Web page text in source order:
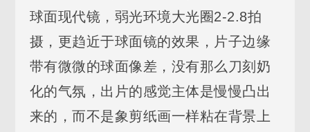
球面现代镜，弱光环境大光圈2-2.8拍
摄，更趋近于球面镜的效果，片子边缘
带有微微的球面像差，没有那么刀刻奶
化的气氛，出片的感觉主体是慢慢凸出
来的，而不是象剪纸画一样粘在背景上